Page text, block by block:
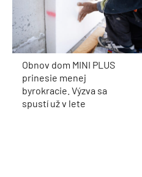
Obnov dom MINI PLUS
prinesie menej
byrokracie. Výzva sa
spustí už v lete